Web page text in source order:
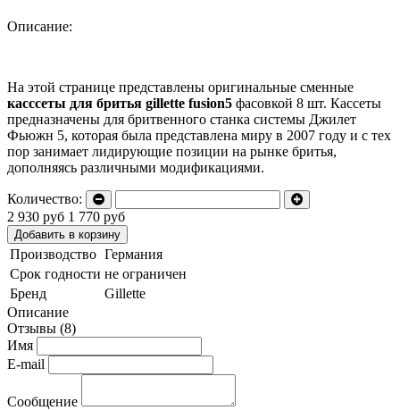
Описание:
На этой странице представлены оригинальные сменные
касссеты для бритья gillette fusion5 фасовкой 8 шт. Кассеты
предназначены для бритвенного станка системы Джилет
Фьюжн 5, которая была представлена миру в 2007 году и с тех
пор занимает лидирующие позиции на рынке бритья,
дополняясь различными модификациями.
Количество:
2 930 руб 1 770 руб
Добавить в корзину
Производство Германия
Срок годности не ограничен
Бренд
Gillette
Описание
Отзывы (8)
Имя
E-mail
Сообщение